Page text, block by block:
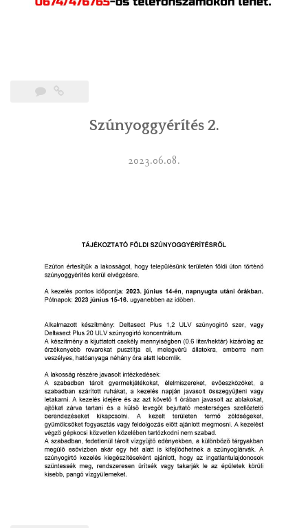
Szúnyoggyérítés 2.
2023.06.08.